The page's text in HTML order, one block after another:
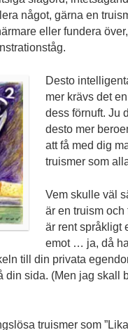
något, gärna en
eller fundera
Desto
mer krävs det
dess förnuft. Ju
desto mer
att få med dig
truismer som
Vem skulle väl
är en truism
är rent språkligt
emot … ja, då
till din privata
din sida. (Men jag skall
truismer som